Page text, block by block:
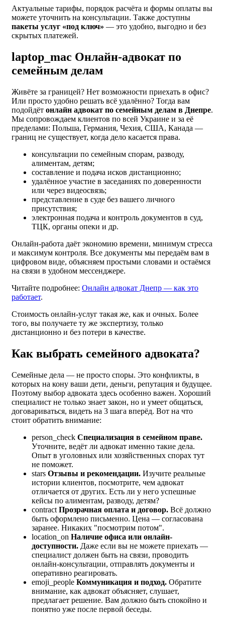
Актуальные тарифы, порядок расчёта и формы оплаты вы
можете уточнить на консультации. Также доступны
пакеты услуг «под ключ» — это удобно, выгодно и без
скрытых платежей.
laptop_mac Онлайн-адвокат по
семейным делам
Живёте за границей? Нет возможности приехать в офис?
Или просто удобно решать всё удалённо? Тогда вам
подойдёт онлайн адвокат по семейным делам в Днепре.
Мы сопровождаем клиентов по всей Украине и за её
пределами: Польша, Германия, Чехия, США, Канада —
границ не существует, когда дело касается права.
консультации по семейным спорам, разводу,
алиментам, детям;
составление и подача исков дистанционно;
удалённое участие в заседаниях по доверенности
или через видеосвязь;
представление в суде без вашего личного
присутствия;
электронная подача и контроль документов в суд,
ТЦК, органы опеки и др.
Онлайн-работа даёт экономию времени, минимум стресса
и максимум контроля. Все документы мы передаём вам в
цифровом виде, объясняем простыми словами и остаёмся
на связи в удобном мессенджере.
Читайте подробнее: Онлайн адвокат Днепр — как это
работает.
Стоимость онлайн-услуг такая же, как и очных. Более
того, вы получаете ту же экспертизу, только
дистанционно и без потери в качестве.
Как выбрать семейного адвоката?
Семейные дела — не просто споры. Это конфликты, в
которых на кону ваши дети, деньги, репутация и будущее.
Поэтому выбор адвоката здесь особенно важен. Хороший
специалист не только знает закон, но и умеет общаться,
договариваться, видеть на 3 шага вперёд. Вот на что
стоит обратить внимание:
person_check Специализация в семейном праве.
Уточните, ведёт ли адвокат именно такие дела.
Опыт в уголовных или хозяйственных спорах тут
не поможет.
stars Отзывы и рекомендации. Изучите реальные
истории клиентов, посмотрите, чем адвокат
отличается от других. Есть ли у него успешные
кейсы по алиментам, разводу, детям?
contract Прозрачная оплата и договор. Всё должно
быть оформлено письменно. Цена — согласована
заранее. Никаких "посмотрим потом".
location_on Наличие офиса или онлайн-
доступности. Даже если вы не можете приехать —
специалист должен быть на связи, проводить
онлайн-консультации, отправлять документы и
оперативно реагировать.
emoji_people Коммуникация и подход. Обратите
внимание, как адвокат объясняет, слушает,
предлагает решение. Вам должно быть спокойно и
понятно уже после первой беседы.